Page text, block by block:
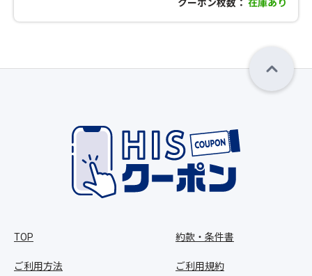
クーポン枚数： 在庫あり
TOP
ご利用方法
約款・条件書
ご利用規約